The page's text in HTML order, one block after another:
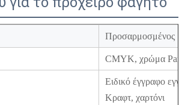
Προσαρμοσμένος
CMYK, χρώμα
Ειδικό έγγραφο
Κραφτ, χαρτόνι